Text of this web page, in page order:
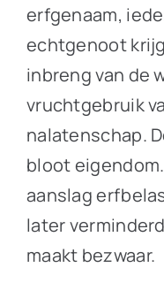
erfgenaam,
echtgenoot
inbreng van de
vruchtgebruik
nalatenschap.
bloot
aanslag
later
maakt bezwaar.